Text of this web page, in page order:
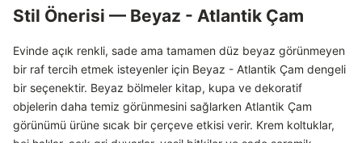
Stil Önerisi — Beyaz - Atlantik Çam
Evinde açık renkli, sade ama tamamen düz beyaz görünmeyen
bir raf tercih etmek isteyenler için Beyaz - Atlantik Çam dengeli
bir seçenektir. Beyaz bölmeler kitap, kupa ve dekoratif
objelerin daha temiz görünmesini sağlarken Atlantik Çam
görünümü ürüne sıcak bir çerçeve etkisi verir. Krem koltuklar,